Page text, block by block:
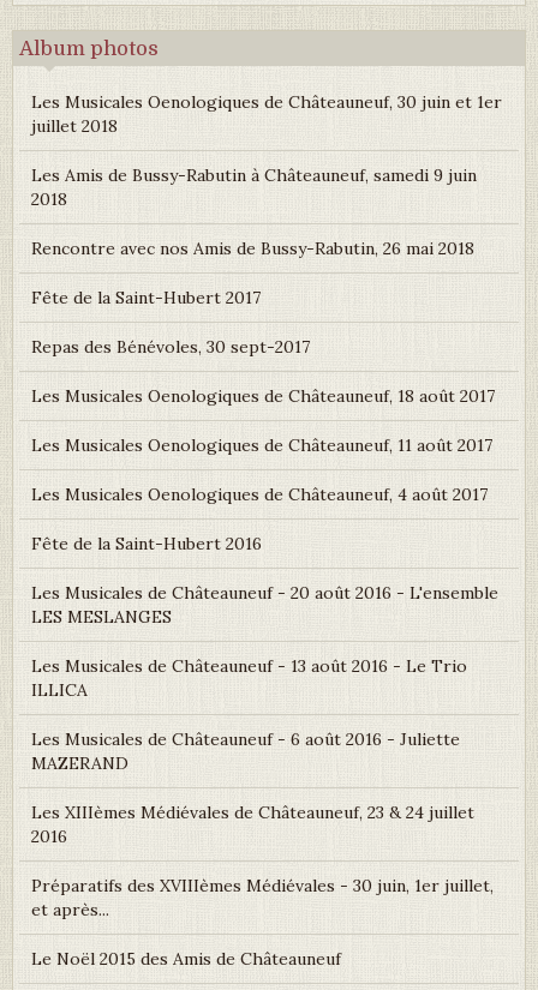
Album photos
Les Musicales Oenologiques de Châteauneuf, 30 juin et 1er
juillet 2018
Les Amis de Bussy-Rabutin à Châteauneuf, samedi 9 juin
2018
Rencontre avec nos Amis de Bussy-Rabutin, 26 mai 2018
Fête de la Saint-Hubert 2017
Repas des Bénévoles, 30 sept-2017
Les Musicales Oenologiques de Châteauneuf, 18 août 2017
Les Musicales Oenologiques de Châteauneuf, 11 août 2017
Les Musicales Oenologiques de Châteauneuf, 4 août 2017
Fête de la Saint-Hubert 2016
Les Musicales de Châteauneuf - 20 août 2016 - L'ensemble
LES MESLANGES
Les Musicales de Châteauneuf - 13 août 2016 - Le Trio
ILLICA
Les Musicales de Châteauneuf - 6 août 2016 - Juliette
MAZERAND
Les XIIIèmes Médiévales de Châteauneuf, 23 & 24 juillet
2016
Préparatifs des XVIIIèmes Médiévales - 30 juin, 1er juillet,
et après...
Le Noël 2015 des Amis de Châteauneuf